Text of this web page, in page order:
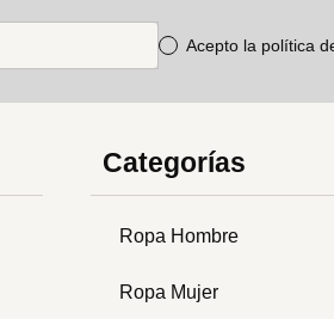
Acepto la política
Categorías
Ropa Hombre
Ropa Mujer